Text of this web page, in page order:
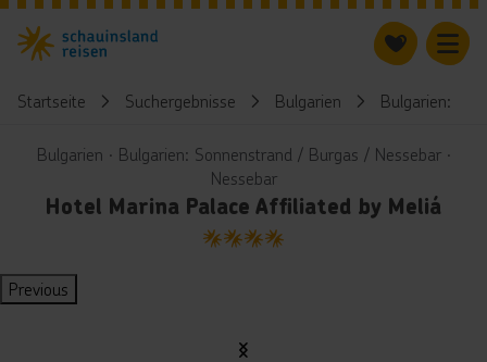
Startseite Suchergebnisse Bulgarien Bulgarien:
Bulgarien ∙ Bulgarien: Sonnenstrand / Burgas / Nessebar ∙
Nessebar
Hotel Marina Palace Affiliated by Meliá
4
Previous